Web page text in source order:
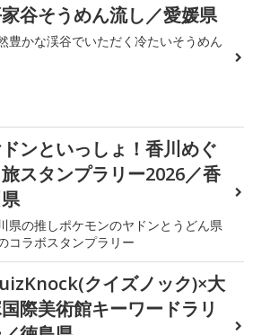
谷そうめん流し／愛媛県
豊かな渓谷でいただく冷たいそうめん
ンといっしょ！香川めぐ
旅スタンプラリー2026／香
県の推しポケモンのヤドンとうどん県
コラボスタンプラリー
クイズノック)×大
際美術館キーワードラリ